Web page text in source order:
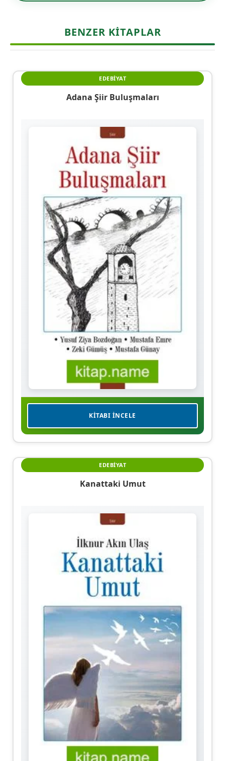
BENZER KITAPLAR
EDEBIYAT
Adana Şiir Buluşmaları
KITABI İNCELE
EDEBIYAT
Kanattaki Umut